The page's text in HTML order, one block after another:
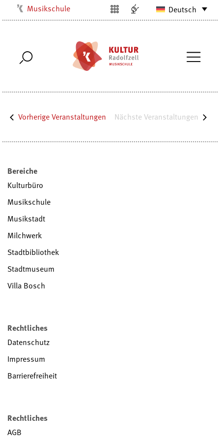
Musikschule
Stadtarchiv
Stadtbibliothek
Villa Bosch
Deutsch
VorherigeVeranstaltungen Nächste Veranstaltungen
Bereiche
Kulturbüro
Musikschule
Musikstadt
Milchwerk
Stadtbibliothek
Stadtmuseum
Villa Bosch
Rechtliches
Datenschutz
Impressum
Barrierefreiheit
Rechtliches
AGB